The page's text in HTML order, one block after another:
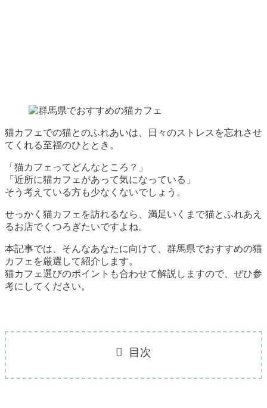
猫カフェでの猫とのふれあいは、日々のストレスを忘れさせ
てくれる至福のひととき。
「猫カフェってどんなところ？」
「近所に猫カフェがあって気になっている」
そう考えている方も少なくないでしょう。
せっかく猫カフェを訪れるなら、満足いくまで猫とふれあえ
るお店でくつろぎたいですよね。
本記事では、そんなあなたに向けて、 群馬県でおすすめの猫
カフェを厳選して紹介 します。
猫カフェ選びのポイントも合わせて解説しますので、ぜひ参
考にしてください。
目次